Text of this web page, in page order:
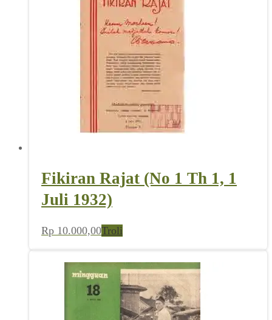
Fikiran Rajat (No 1 Th 1, 1
Juli 1932)
Rp 10.000,00Troli